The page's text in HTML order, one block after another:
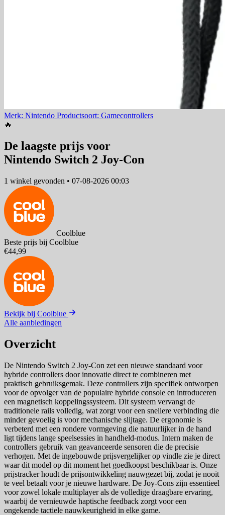
Merk: Nintendo Productsoort: Gamecontrollers
🔥
De laagste prijs voor
Nintendo Switch 2 Joy-Con
1 winkel gevonden • 07-08-2026 00:03
Coolblue
Beste prijs bij Coolblue
€44,99
Bekijk bij Coolblue
Alle aanbiedingen
Overzicht
De Nintendo Switch 2 Joy-Con zet een nieuwe standaard voor
hybride controllers door innovatie direct te combineren met
praktisch gebruiksgemak. Deze controllers zijn specifiek ontworpen
voor de opvolger van de populaire hybride console en introduceren
een magnetisch koppelingssysteem. Dit systeem vervangt de
traditionele rails volledig, wat zorgt voor een snellere verbinding die
minder gevoelig is voor mechanische slijtage. De ergonomie is
verbeterd met een rondere vormgeving die natuurlijker in de hand
ligt tijdens lange speelsessies in handheld-modus. Intern maken de
controllers gebruik van geavanceerde sensoren die de precisie
verhogen. Met de ingebouwde prijsvergelijker op vindle zie je direct
waar dit model op dit moment het goedkoopst beschikbaar is. Onze
prijstracker houdt de prijsontwikkeling nauwgezet bij, zodat je nooit
te veel betaalt voor je nieuwe hardware. De Joy-Cons zijn essentieel
voor zowel lokale multiplayer als de volledige draagbare ervaring,
waarbij de vernieuwde haptische feedback zorgt voor een
ongekende tactiele nauwkeurigheid in elke game.